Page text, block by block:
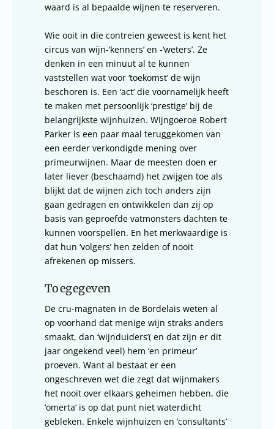
waard is al bepaalde wijnen te reserveren.
Wie ooit in die contreien geweest is kent het
circus van wijn-‘kenners’ en -‘weters’. Ze
denken in een minuut al te kunnen
vaststellen wat voor ‘toekomst’ de wijn
beschoren is. Een ‘act’ die voornamelijk heeft
te maken met persoonlijk ‘prestige’ bij de
belangrijkste wijnhuizen. Wijngoeroe Robert
Parker is een paar maal teruggekomen van
een eerder verkondigde mening over
primeurwijnen. Maar de meesten doen er
later liever (beschaamd) het zwijgen toe als
blijkt dat de wijnen zich toch anders zijn
gaan gedragen en ontwikkelen dan zij op
basis van geproefde vatmonsters dachten te
kunnen voorspellen. En het merkwaardige is
dat hun ‘volgers’ hen zelden of nooit
afrekenen op missers.
Toegegeven
De cru-magnaten in de Bordelais weten al
op voorhand dat menige wijn straks anders
smaakt, dan ‘wijnduiders’( en dat zijn er dit
jaar ongekend veel) hem ‘en primeur’
proeven. Want al bestaat er een
ongeschreven wet die zegt dat wijnmakers
het nooit over elkaars geheimen hebben, die
‘omerta’ is op dat punt niet waterdicht
gebleken. Enkele wijnhuizen en ‘consultants’